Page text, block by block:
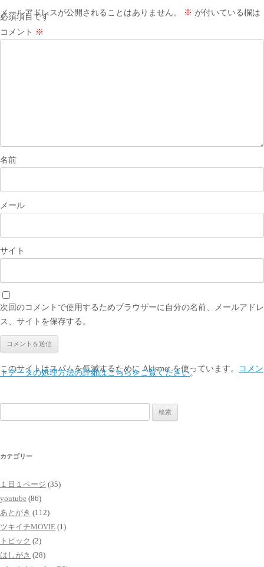
ゲ
ー
メールアドレスが公開されることはありません。 ※ が付いている欄は
必須項目です
コメント ※
名前
メール
サイト
次回のコメントで使用するためブラウザーに自分の名前、メールアドレ
ス、サイトを保存する。
このサイトはスパムを低減するために Akismet を使っています。 コメン
トデータの処理方法の詳細はこちらをご覧ください。
索:
カテゴリー
１日１ページ (35)
youtube (86)
あとがき (112)
ツキイチMOVIE (1)
トピック (2)
はしがき (28)